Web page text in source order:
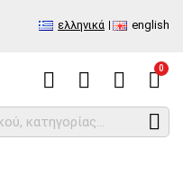
ελληνικά english
0
(RMX3890) 2023 Black OEM